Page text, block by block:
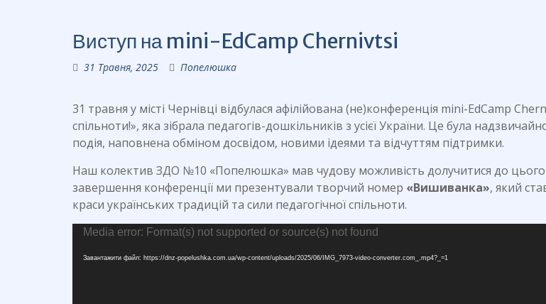
Виступ на mini-EdCamp Chernivtsi
31 Травня, 2025 Попелюшка
31 травня у місті Чернівці відбулася афілійована (не)конференція mini-EdCamp
спільноти!», яка зібрала педагогів-дошкільників з усієї України. Це була
подія, наповнена обміном досвідом, новими ідеями та відчуттям підтримки.
Наш колектив ЗДО №10 «Попелюшка» мав чудову можливість долучитися до цього
завершення конференції ми презентували творчий номер «Вишиванка», який
краси українських традицій та сили педагогічної спільноти.
Відеопрогравач
Media error: Format(s) not supported or source(s) not found
Завантажити файл: https://dnz-popelushka.com.ua/wp-content/uploads/2025/06/IMG_7973-video-converter.com_.mp4?_=1